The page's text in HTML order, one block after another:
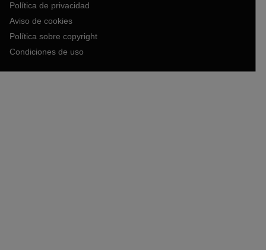
Política de privacidad
Aviso de cookies
Política sobre copyright
Condiciones de uso